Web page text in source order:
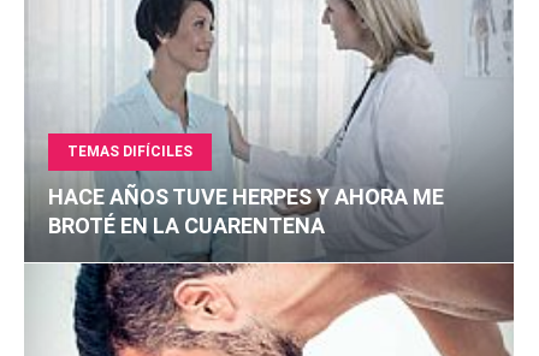
TEMAS DIFÍCILES
HACE AÑOS TUVE HERPES Y AHORA ME
BROTÉ EN LA CUARENTENA